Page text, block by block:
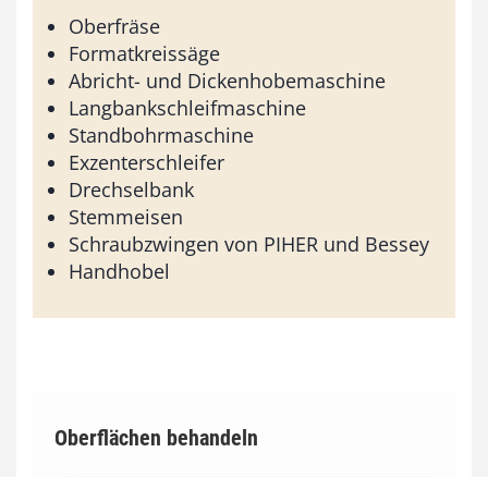
Oberfräse
Formatkreissäge
Abricht- und Dickenhobemaschine
Langbankschleifmaschine
Standbohrmaschine
Exzenterschleifer
Drechselbank
Stemmeisen
Schraubzwingen von PIHER und Bessey
Handhobel
Oberflächen behandeln